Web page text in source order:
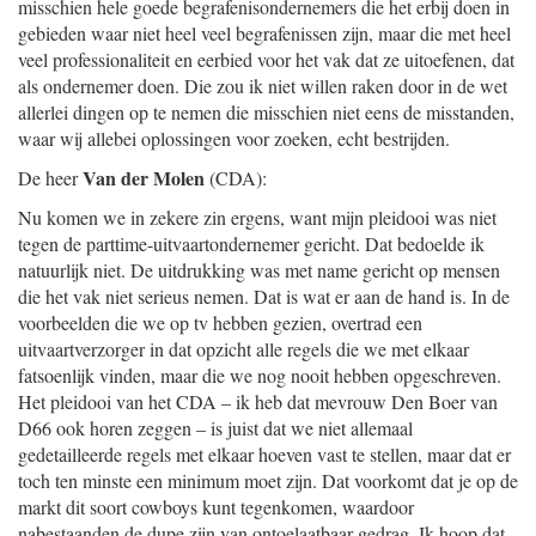
misschien hele goede begrafenisondernemers die het erbij doen in
gebieden waar niet heel veel begrafenissen zijn, maar die met heel
veel professionaliteit en eerbied voor het vak dat ze uitoefenen, dat
als ondernemer doen. Die zou ik niet willen raken door in de wet
allerlei dingen op te nemen die misschien niet eens de misstanden,
waar wij allebei oplossingen voor zoeken, echt bestrijden.
De heerVan der Molen(CDA):
Nu komen we in zekere zin ergens, want mijn pleidooi was niet
tegen de parttime-uitvaartondernemer gericht. Dat bedoelde ik
natuurlijk niet. De uitdrukking was met name gericht op mensen
die het vak niet serieus nemen. Dat is wat er aan de hand is. In de
voorbeelden die we op tv hebben gezien, overtrad een
uitvaartverzorger in dat opzicht alle regels die we met elkaar
fatsoenlijk vinden, maar die we nog nooit hebben opgeschreven.
Het pleidooi van het CDA – ik heb dat mevrouw Den Boer van
D66 ook horen zeggen – is juist dat we niet allemaal
gedetailleerde regels met elkaar hoeven vast te stellen, maar dat er
toch ten minste een minimum moet zijn. Dat voorkomt dat je op de
markt dit soort cowboys kunt tegenkomen, waardoor